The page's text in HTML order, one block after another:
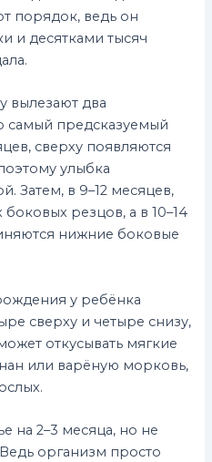
порядок, ведь он
и десятками тысяч
вылезают два
самый предсказуемый
сверху появляются
улыбка
Затем, в 9–12 месяцев,
резцов, а в 10–14
нижние боковые
у ребёнка
сверху и четыре снизу,
откусывать мягкие
или варёную морковь,
на 2–3 месяца, но не
организм просто